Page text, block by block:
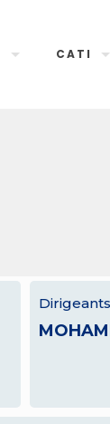
CATI
Dirigeants